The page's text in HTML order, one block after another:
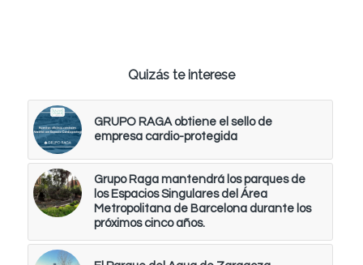
Quizás te interese
GRUPO RAGA obtiene el sello de
empresa cardio-protegida
Grupo Raga mantendrá los parques de
los Espacios Singulares del Área
Metropolitana de Barcelona durante los
próximos cinco años.